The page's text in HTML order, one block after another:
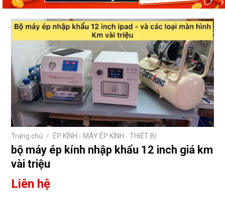
Trang chủ / ÉP KÍNH - MÁY ÉP KÍNH - THIẾT BỊ
bộ máy ép kính nhập khẩu 12 inch giá km
vài triệu
Liên hệ